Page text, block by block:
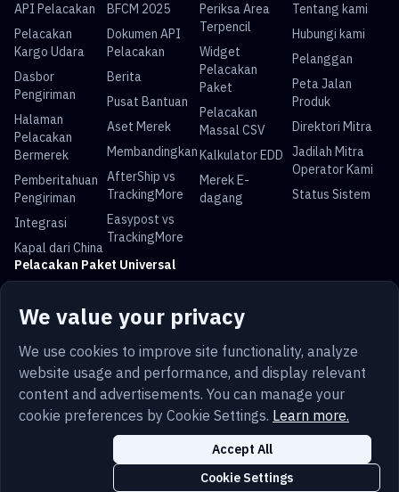
We value your privacy
We use cookies to improve site functionality, analyze
website usage and performance, and display relevant
content and advertisements. You can manage your
cookie preferences by Cookie Settings. Learn more.
Cookie Settings
Accept All
API Pelacakan
Pelacakan
Kargo Udara
Dasbor
Pengiriman
Halaman
Pelacakan
Bermerek
Pemberitahuan
Pengiriman
Integrasi
Kapal dari China
BFCM 2025
Dokumen API
Pelacakan
Berita
Pusat Bantuan
Aset Merek
Membandingkan
AfterShip vs
TrackingMore
Easypost vs
TrackingMore
Periksa Area
Terpencil
Widget
Pelacakan
Paket
Pelacakan
Massal CSV
Kalkulator EDD
Merek E-
dagang
Tentang kami
Hubungi kami
Pelanggan
Peta Jalan
Produk
Direktori Mitra
Jadilah Mitra
Operator Kami
Status Sistem
Pelacakan Paket Universal
FedEx
Post
Mail
Express
Australia
Pribadi Peta situs
Keamanan
Trust
Cookie Pengaturan Cookie
Copyright © 2014-2026 TrackingMore. All Rights Reserved.